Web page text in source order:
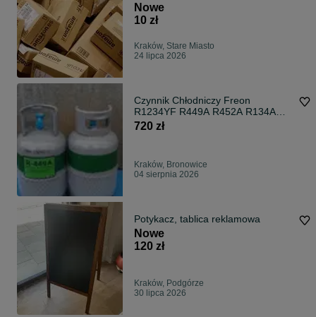
Nowe
10 zł
Kraków, Stare Miasto
24 lipca 2026
Czynnik Chłodniczy Freon
R1234YF R449A R452A R134A
R404A R410 R507 R32
720 zł
Kraków, Bronowice
04 sierpnia 2026
Potykacz, tablica reklamowa
Nowe
120 zł
Kraków, Podgórze
30 lipca 2026